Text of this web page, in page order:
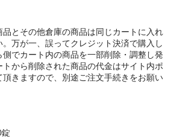
とその他倉庫の商品は同じカートに入れ
万が一、誤ってクレジット決済で購入し
でカート内の商品を一部削除・調整し発
から削除された商品の代金はサイト内ポ
きますので、別途ご注文手続きをお願い